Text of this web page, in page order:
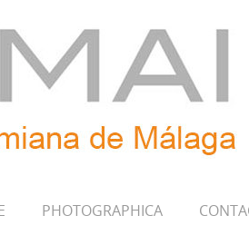
PHOTOGRAPHICA